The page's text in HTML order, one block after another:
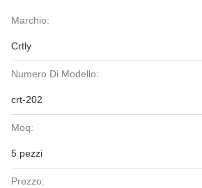
Marchio:
Crtly
Numero Di Modello:
crt-202
Moq:
5 pezzi
Prezzo: